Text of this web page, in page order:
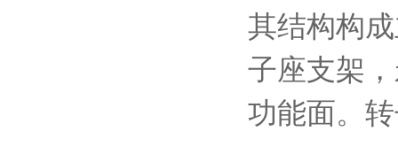
其结构构
子座支架
功能面。